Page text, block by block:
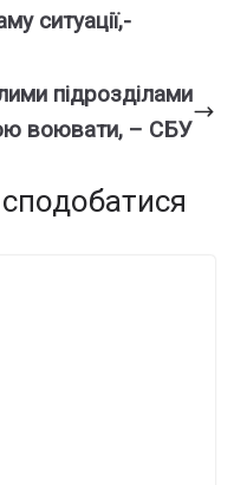
ситуації,-
підрозділами
воювати, – СБУ